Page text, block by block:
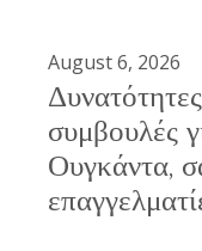
August 6, 2026
συμβουλές
Ουγκάντα,